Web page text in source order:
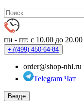
пн - пт: с 10.00 до 20.00
+7(499) 450-64-84
order@shop-nhl.ru
Telegram Чат
Везде